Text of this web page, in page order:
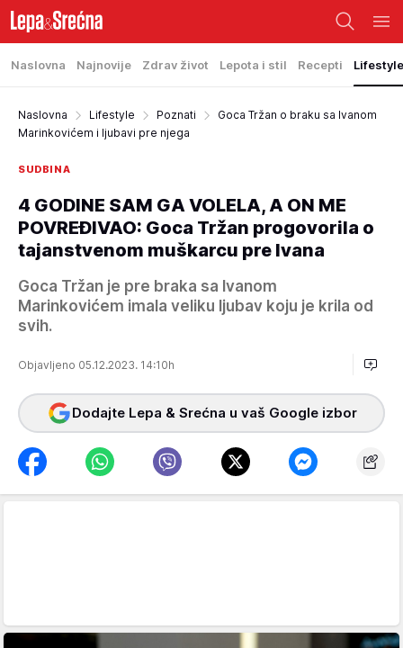
Naslovna Najnovije Zdrav život Lepota i stil Recepti Lifestyle
Naslovna Lifestyle Poznati
Goca Tržan o braku sa Ivanom
Marinkovićem i ljubavi pre njega
SUDBINA
4 GODINE SAM GA VOLELA, A ON ME
POVREĐIVAO: Goca Tržan progovorila o
tajanstvenom muškarcu pre Ivana
Goca Tržan je pre braka sa Ivanom
Marinkovićem imala veliku ljubav koju je krila od
svih.
Objavljeno 05.12.2023. 14:10h
Dodajte Lepa & Srećna u vaš Google izbor